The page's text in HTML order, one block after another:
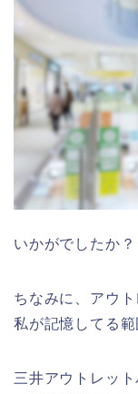
いかがでしたか？
ちなみに、アウ
私が記憶してる範
三井アウトレッ